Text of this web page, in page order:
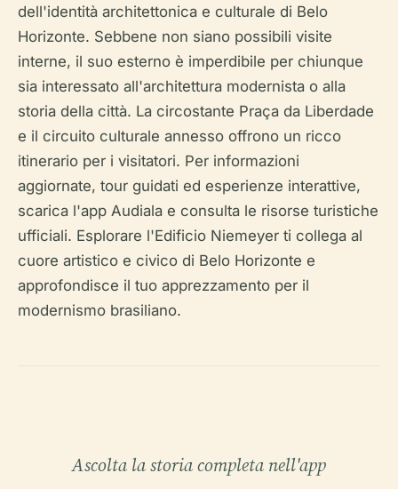
dell'identità architettonica e culturale di Belo
Horizonte. Sebbene non siano possibili visite
interne, il suo esterno è imperdibile per chiunque
sia interessato all'architettura modernista o alla
storia della città. La circostante Praça da Liberdade
e il circuito culturale annesso offrono un ricco
itinerario per i visitatori. Per informazioni
aggiornate, tour guidati ed esperienze interattive,
scarica l'app Audiala e consulta le risorse turistiche
ufficiali. Esplorare l'Edificio Niemeyer ti collega al
cuore artistico e civico di Belo Horizonte e
approfondisce il tuo apprezzamento per il
modernismo brasiliano.
Ascolta la storia completa nell'app